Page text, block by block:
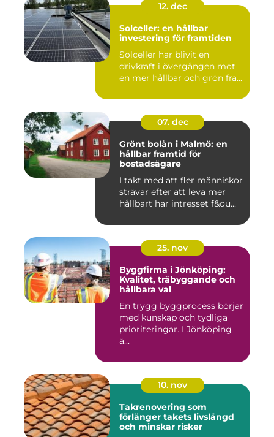
12. dec
Solceller: en hållbar
investering för framtiden
Solceller har blivit en
drivkraft i övergången mot
en mer hållbar och grön fra...
07. dec
Grönt bolån i Malmö: en
hållbar framtid för
bostadsägare
I takt med att fler människor
strävar efter att leva mer
hållbart har intresset f&ou...
25. nov
Byggfirma i Jönköping:
Kvalitet, träbyggande och
hållbara val
En trygg byggprocess börjar
med kunskap och tydliga
prioriteringar. I Jönköping
ä...
10. nov
Takrenovering som
förlänger takets livslängd
och minskar risker